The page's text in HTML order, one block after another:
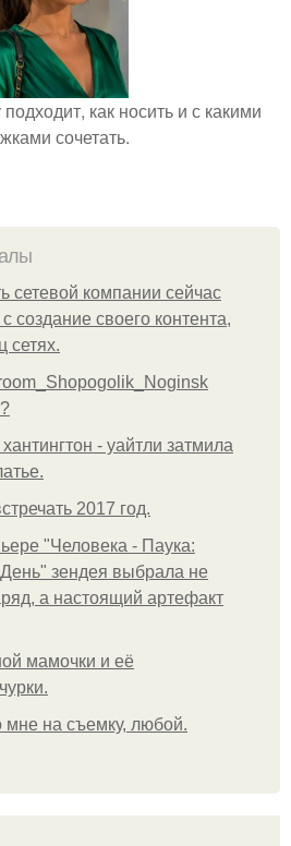
как носить и с какими
сочетать.
сетевой компании сейчас
создание своего контента,
сетях.
- уайтли затмила
2017 год.
"Человека - Паука:
зендея выбрала не
а настоящий артефакт
мамочки и её
на съемку, любой.